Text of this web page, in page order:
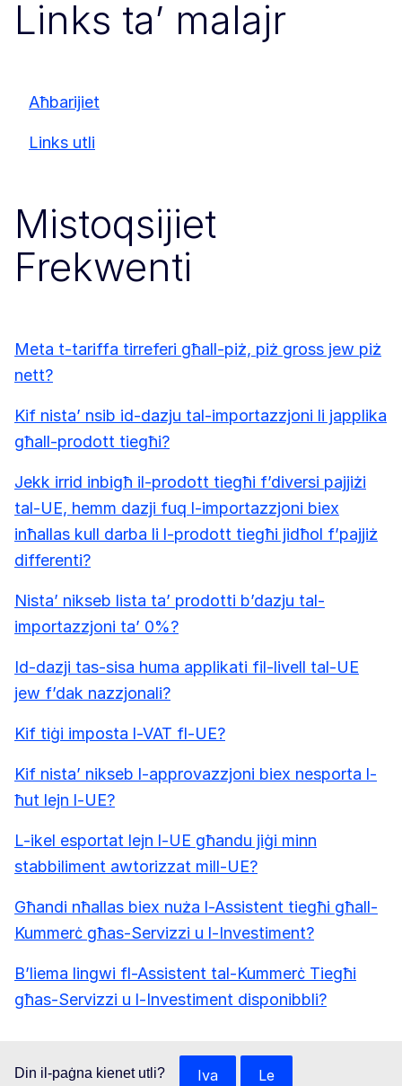
Links ta’ malajr
Aħbarijiet
Links utli
Mistoqsijiet
Frekwenti
Meta t-tariffa tirreferi għall-piż, piż gross jew piż
nett?
Kif nista’ nsib id-dazju tal-importazzjoni li japplika
għall-prodott tiegħi?
Jekk irrid inbigħ il-prodott tiegħi f’diversi pajjiżi
tal-UE, hemm dazji fuq l-importazzjoni biex
inħallas kull darba li l-prodott tiegħi jidħol f’pajjiż
differenti?
Nista’ nikseb lista ta’ prodotti b’dazju tal-
importazzjoni ta’ 0%?
Id-dazji tas-sisa huma applikati fil-livell tal-UE
jew f’dak nazzjonali?
Kif tiġi imposta l-VAT fl-UE?
Kif nista’ nikseb l-approvazzjoni biex nesporta l-
ħut lejn l-UE?
L-ikel esportat lejn l-UE għandu jiġi minn
stabbiliment awtorizzat mill-UE?
Għandi nħallas biex nuża l-Assistent tiegħi għall-
Kummerċ għas-Servizzi u l-Investiment?
B’liema lingwi fl-Assistent tal-Kummerċ Tiegħi
għas-Servizzi u l-Investiment disponibbli?
Din il-paġna kienet utli? Iva Le